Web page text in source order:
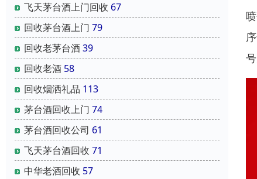
飞天茅台酒上门回收 67
回收茅台酒上门 79
回收老茅台酒39
回收老酒 58
回收烟洒礼品 113
茅台酒回收上门 74
茅台酒回收公司 61
飞天茅台酒回收 71
中华老酒回收 57